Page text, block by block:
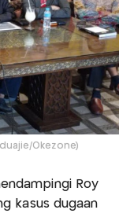
Okezone)
Roy
kasus dugaan